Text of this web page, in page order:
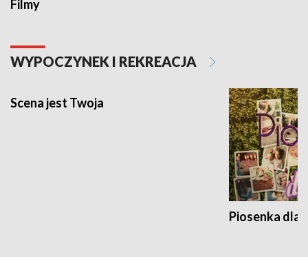
Filmy
WYPOCZYNEK I REKREACJA
Scena jest Twoja
Piosenka dla